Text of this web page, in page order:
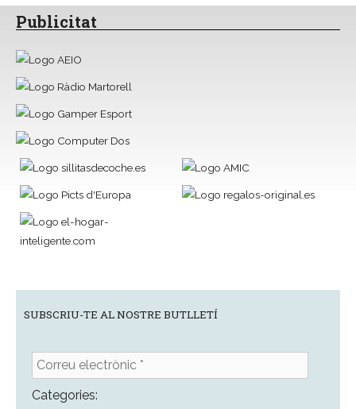
Publicitat
SUBSCRIU-TE AL NOSTRE BUTLLETÍ
Correu
electrònic
*Categories: